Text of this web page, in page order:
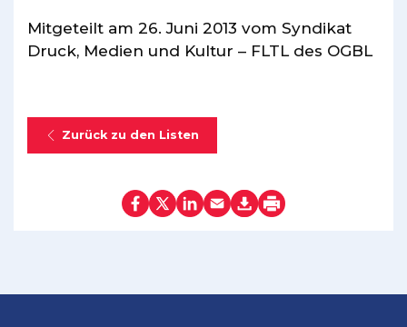
Mitgeteilt am 26. Juni 2013 vom Syndikat
Druck, Medien und Kultur – FLTL des OGBL
Zurück zu den Listen